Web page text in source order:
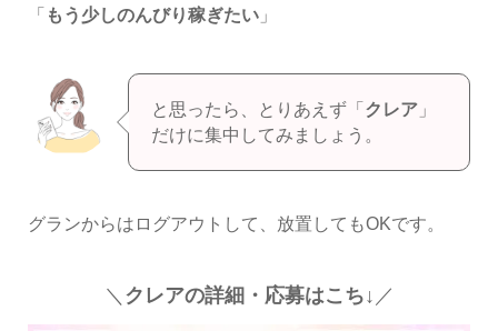
「 もう少しのんびり稼ぎたい」
と思ったら、とりあえず「 クレア」
だけに集中してみましょう。
グランからはログアウトして、放置してもOKです。
＼ クレアの詳細・応募はこち↓ ／